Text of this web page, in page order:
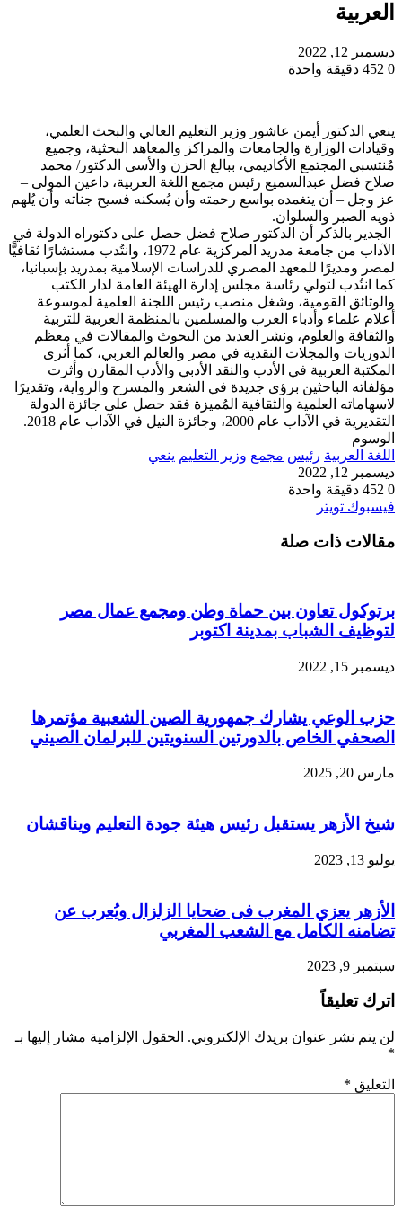
العربية
ديسمبر 12, 2022
0
دقيقة واحدة
ينعي الدكتور أيمن عاشور وزير التعليم العالي والبحث العلمي،
وقيادات الوزارة والجامعات والمراكز والمعاهد البحثية، وجميع
مُنتسبي المجتمع الأكاديمي، ببالغ الحزن والأسى الدكتور/ محمد
صلاح فضل عبدالسميع رئيس مجمع اللغة العربية، داعين المولى –
عز وجل – أن يتغمده بواسع رحمته وأن يُسكنه فسيح جناته وأن يُلهم
ذويه الصبر والسلوان.
الجدير بالذكر أن الدكتور صلاح فضل حصل على دكتوراه الدولة في
الآداب من جامعة مدريد المركزية عام 1972، وانتُدب مستشارًا ثقافيًّا
لمصر ومديرًا للمعهد المصري للدراسات الإسلامية بمدريد بإسبانيا،
كما انتُدب لتولي رئاسة مجلس إدارة الهيئة العامة لدار الكتب
والوثائق القومية، وشغل منصب رئيس اللجنة العلمية لموسوعة
أعلام علماء وأدباء العرب والمسلمين بالمنظمة العربية للتربية
والثقافة والعلوم، ونشر العديد من البحوث والمقالات في معظم
الدوريات والمجلات النقدية في مصر والعالم العربي، كما أثرى
المكتبة العربية في الأدب والنقد الأدبي والأدب المقارن وأثرت
مؤلفاته الباحثين برؤى جديدة في الشعر والمسرح والرواية، وتقديرًا
لاسهاماته العلمية والثقافية المُميزة فقد حصل على جائزة الدولة
التقديرية في الآداب عام 2000، وجائزة النيل في الآداب عام 2018.
الوسوم
اللغة العربية رئيس مجمع وزير التعليم ينعي
ديسمبر 12, 2022
0
دقيقة واحدة
فيسبوك تويتر
البريد
مقالات ذات صلة
برتوكول تعاون بين حماة وطن ومجمع عمال مصر
لتوظيف الشباب بمدينة اكتوبر
ديسمبر 15, 2022
حزب الوعي يشارك جمهورية الصين الشعبية مؤتمرها
الصحفي الخاص بالدورتين السنويتين للبرلمان الصيني
مارس 20, 2025
شيخ الأزهر يستقبل رئيس هيئة جودة التعليم ويناقشان
يوليو 13, 2023
الأزهر يعزي المغرب فى ضحايا الزلزال ويُعرب عن
تضامنه الكامل مع الشعب المغربي
سبتمبر 9, 2023
اترك تعليقاً
لن يتم نشر عنوان بريدك الإلكتروني. الحقول الإلزامية مشار إليها بـ
*
التعليق *